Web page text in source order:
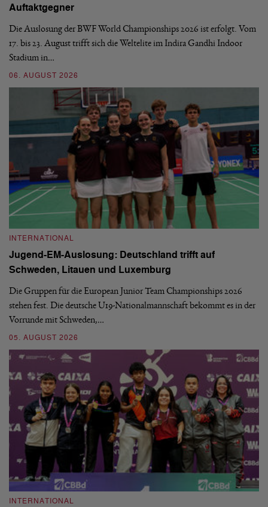
Auftaktgegner
Die Auslosung der BWF World Championships 2026 ist erfolgt. Vom
17. bis 23. August trifft sich die Weltelite im Indira Gandhi Indoor
Stadium in…
06. AUGUST 2026
INTERNATIONAL
Jugend-EM-Auslosung: Deutschland trifft auf
Schweden, Litauen und Luxemburg
Die Gruppen für die European Junior Team Championships 2026
stehen fest. Die deutsche U19-Nationalmannschaft bekommt es in der
Vorrunde mit Schweden,…
05. AUGUST 2026
INTERNATIONAL